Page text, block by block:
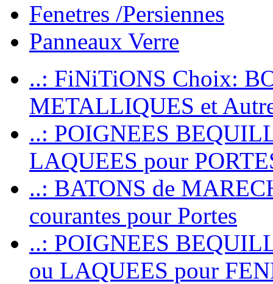
Fenetres /Persiennes
Panneaux Verre
..: FiNiTiONS Choix:
METALLIQUES et
..: POIGNEES
LAQUEES pour
..: BATONS de
courantes pour Portes
..: POIGNEES
ou LAQUEES pour